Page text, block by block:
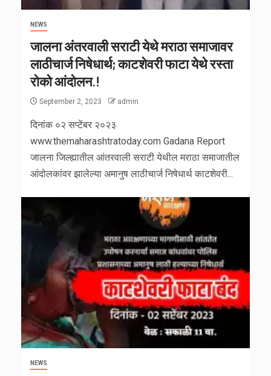
NEWS
जालना अंतरवाली सराटी येथे मराठा समाजावर
लाठीचार्ज निषेधार्थ; काटशेवरी फाटा येथे रस्ता
रोको आंदोलन.!
September 2, 2023 admin
दिनांक ०२ सप्टेंबर २०२३
www.themaharashtratoday.com Gadana Report
जालना जिल्ह्यातील आंतरवाली सराटी येथील मराठा समाजातील
आंदोलकांवर झालेल्या अमानुष लाठीचार्ज निषेधार्थ काटशेवरी...
NEWS